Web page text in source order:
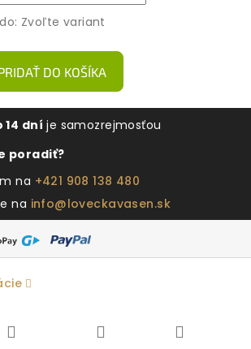
Zvoľte variant
DO KOŠÍKA
dní je samozrejmosťou
poradiť?
na +421 908 138 480
na info@loveckavasen.sk